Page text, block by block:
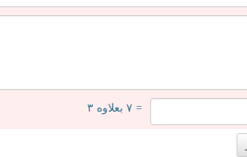
= ۷ بعلاوه ۳